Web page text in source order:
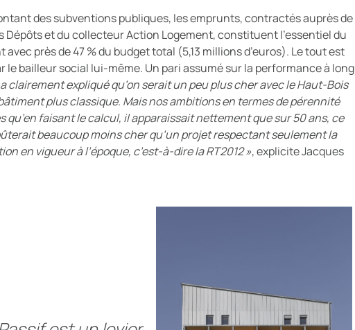
des subventions publiques, les emprunts, contractés auprès de
Dépôts et du collecteur Action Logement, constituent l’essentiel du
près de 47 % du budget total (5,13 millions d’euros). Le tout est
le bailleur social lui-même. Un pari assumé sur la performance à long
clairement expliqué qu’on serait un peu plus cher avec le Haut-Bois
plus classique. Mais nos ambitions en termes de pérennité
qu’en faisant le calcul, il apparaissait nettement que sur 50 ans, ce
beaucoup moins cher qu’un projet respectant seulement la
en vigueur à l’époque, c’est-à-dire la RT2012 », explicite Jacques